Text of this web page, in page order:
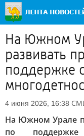
На Южном
развивать
поддержке
4 июня 2026, 16:38
На Южном Урале
по